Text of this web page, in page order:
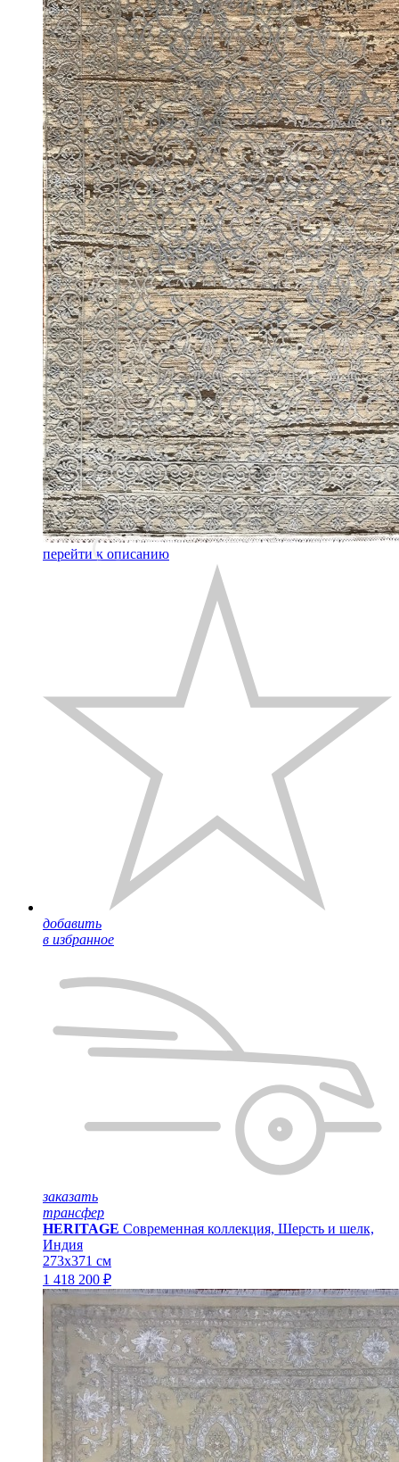
перейти к описанию
добавить
в избранное
заказать
трансфер
HERITAGE Современная коллекция, Шерсть и шелк,
Индия
273x371 см
1 418 200 ₽